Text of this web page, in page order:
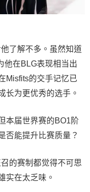
了解不多。虽然知道
他在BLG表现相当出
Misfits的交手记忆已
长为更优秀的选手。
本届世界赛的BO1阶
否能提升比赛质量？
的赛制都觉得不可思
在太乏味。